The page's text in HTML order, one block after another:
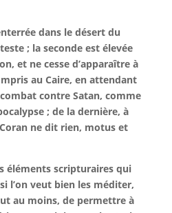
dans le désert du
; la seconde est élevée
et ne cesse d’apparaître à
au Caire, en attendant
contre Satan, comme
; de la dernière, à
ne dit rien, motus et
éléments scripturaires qui
l’on veut bien les méditer,
au moins, de permettre à